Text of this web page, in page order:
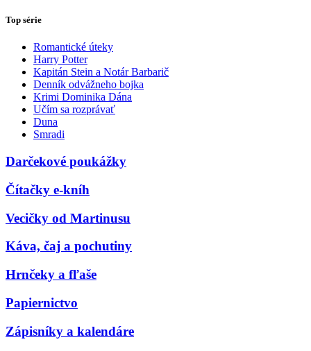
Top série
Romantické úteky
Harry Potter
Kapitán Stein a Notár Barbarič
Denník odvážneho bojka
Krimi Dominika Dána
Učím sa rozprávať
Duna
Smradi
Darčekové poukážky
Čítačky e-kníh
Vecičky od Martinusu
Káva, čaj a pochutiny
Hrnčeky a fľaše
Papiernictvo
Zápisníky a kalendáre